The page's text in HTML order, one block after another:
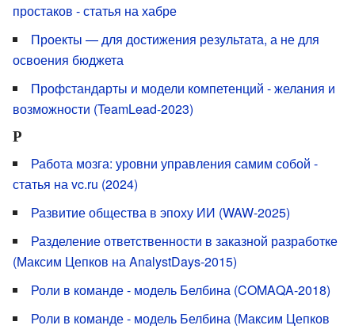
простаков - статья на хабре
Проекты — для достижения результата, а не для
освоения бюджета
Профстандарты и модели компетенций - желания и
возможности (TeamLead-2023)
Р
Работа мозга: уровни управления самим собой -
статья на vc.ru (2024)
Развитие общества в эпоху ИИ (WAW-2025)
Разделение ответственности в заказной разработке
(Максим Цепков на AnalystDays-2015)
Роли в команде - модель Белбина (COMAQA-2018)
Роли в команде - модель Белбина (Максим Цепков